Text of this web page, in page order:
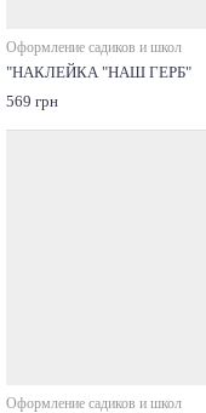
Оформление садиков и школ
"НАКЛЕЙКА "НАШ ГЕРБ"
569 грн
Оформление садиков и школ